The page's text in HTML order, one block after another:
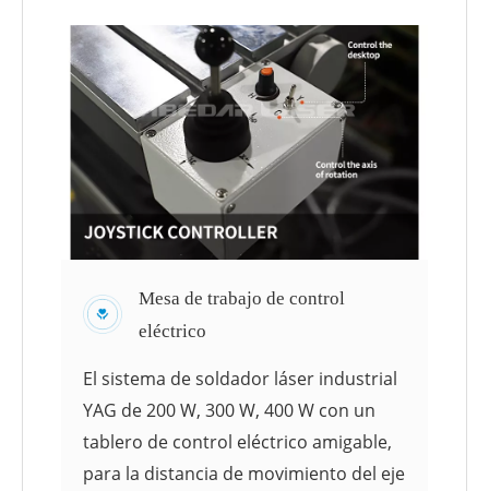
Mesa de trabajo de control
eléctrico
El sistema de soldador láser industrial
YAG de 200 W, 300 W, 400 W con un
tablero de control eléctrico amigable,
para la distancia de movimiento del eje